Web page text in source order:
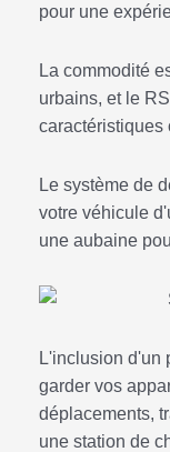
pour une
La commodité
urbains, et le
caractéristiques
Le système de
votre véhicule
une aubaine
L'inclusion d'un
garder vos
déplacements,
une station de